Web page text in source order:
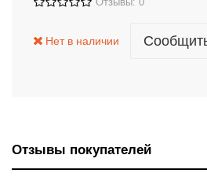
Отзывы: 0
Нет в наличии
Отзывы покупателей